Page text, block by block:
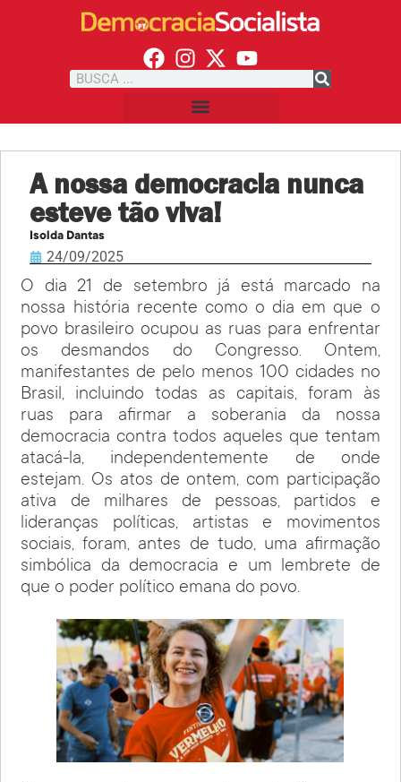
A nossa democracia nunca
esteve tão viva!
Isolda Dantas
24/09/2025
O dia 21 de setembro já está marcado na
nossa história recente como o dia em que o
povo brasileiro ocupou as ruas para enfrentar
os desmandos do Congresso. Ontem,
manifestantes de pelo menos 100 cidades no
Brasil, incluindo todas as capitais, foram às
ruas para afirmar a soberania da nossa
democracia contra todos aqueles que tentam
atacá-la, independentemente de onde
estejam. Os atos de ontem, com participação
ativa de milhares de pessoas, partidos e
lideranças políticas, artistas e movimentos
sociais, foram, antes de tudo, uma afirmação
simbólica da democracia e um lembrete de
que o poder político emana do povo.